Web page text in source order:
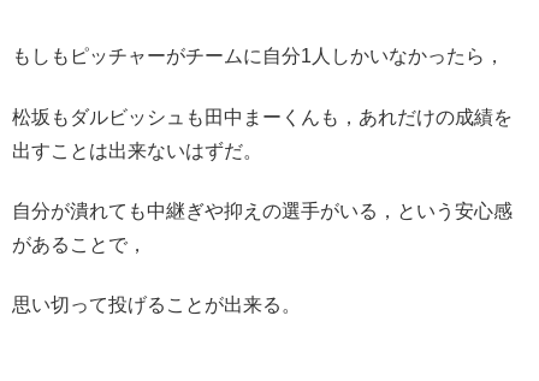
もしもピッチャーがチームに自分1人しかいなかったら，
松坂もダルビッシュも田中まーくんも，あれだけの成績を
出すことは出来ないはずだ。
自分が潰れても中継ぎや抑えの選手がいる，という安心感
があることで，
思い切って投げることが出来る。